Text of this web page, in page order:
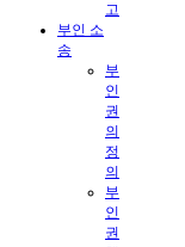
고
부인 소
송
부
인
권
의
정
의
부
인
권